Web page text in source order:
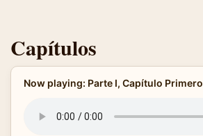
Capítulos
Now playing: Parte I, Capítulo Primero